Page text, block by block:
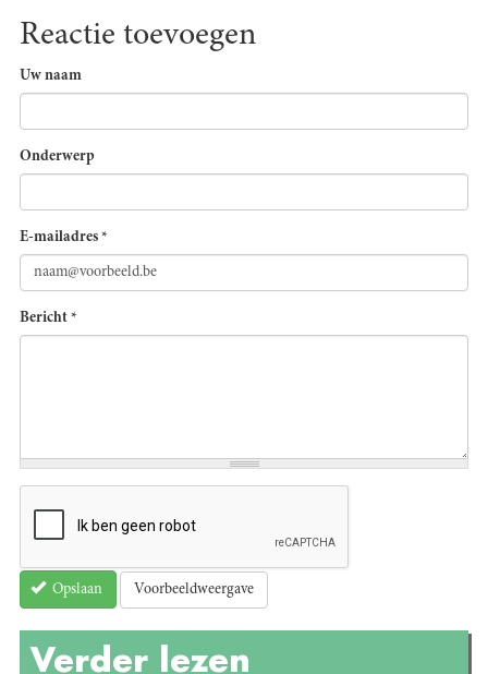
Reactie toevoegen
Uw naam
Onderwerp
E-mailadres *
Bericht *
Opslaan Voorbeeldweergave
Verder lezen